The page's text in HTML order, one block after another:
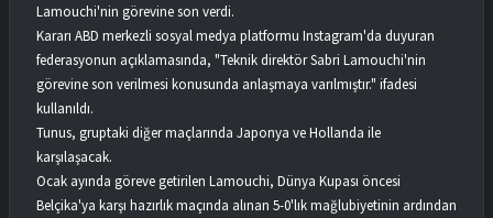
Lamouchi'nin görevine son verdi.
Kararı ABD merkezli sosyal medya platformu Instagram'da duyuran
federasyonun açıklamasında, "Teknik direktör Sabri Lamouchi'nin
görevine son verilmesi konusunda anlaşmaya varılmıştır." ifadesi
kullanıldı.
Tunus, gruptaki diğer maçlarında Japonya ve Hollanda ile
karşılaşacak.
Ocak ayında göreve getirilen Lamouchi, Dünya Kupası öncesi
Belçika'ya karşı hazırlık maçında alınan 5-0'lık mağlubiyetinin ardından